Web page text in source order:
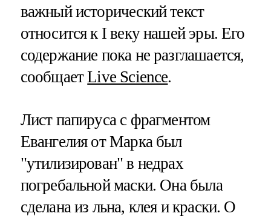
важный исторический текст
относится к I веку нашей эры. Его
содержание пока не разглашается,
сообщаетLive Science.
Лист папируса с фрагментом
Евангелия от Марка был
"утилизирован" в недрах
погребальной маски. Она была
сделана из льна, клея и краски. О